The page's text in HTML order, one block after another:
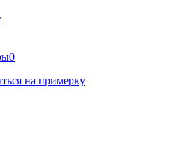
0
на примерку